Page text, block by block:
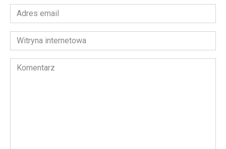
Adres
email
*Witryna
internetowa
Komentarz